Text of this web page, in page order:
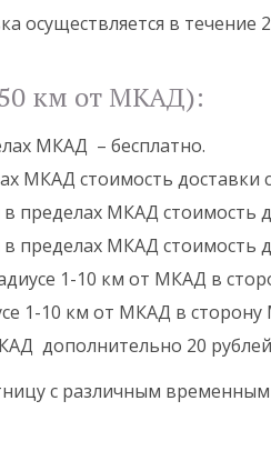
осуществляется в
км от МКАД):
МКАД – бесплатно.
МКАД стоимость доставки
пределах МКАД стоимость
пределах МКАД стоимость
1-10 км от МКАД в
1-10 км от МКАД в сторону
дополнительно 20
с различным